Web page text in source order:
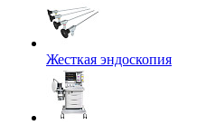
Жесткая эндоскопия